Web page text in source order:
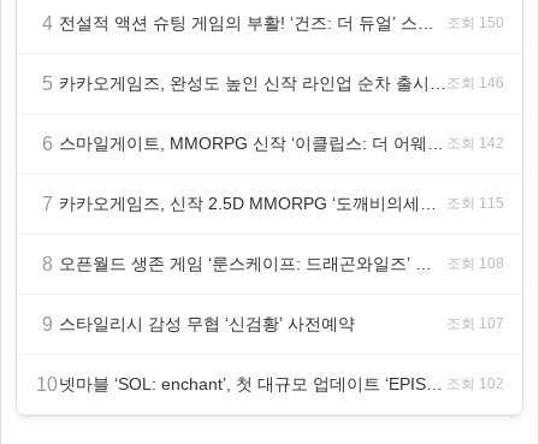
4 조회 150
5 조회 146
6 조회 142
7 조회 115
8 조회 108
9 스타일리시 감성 무협 ‘신검황’ 사전예약 조회 107
10 조회 102